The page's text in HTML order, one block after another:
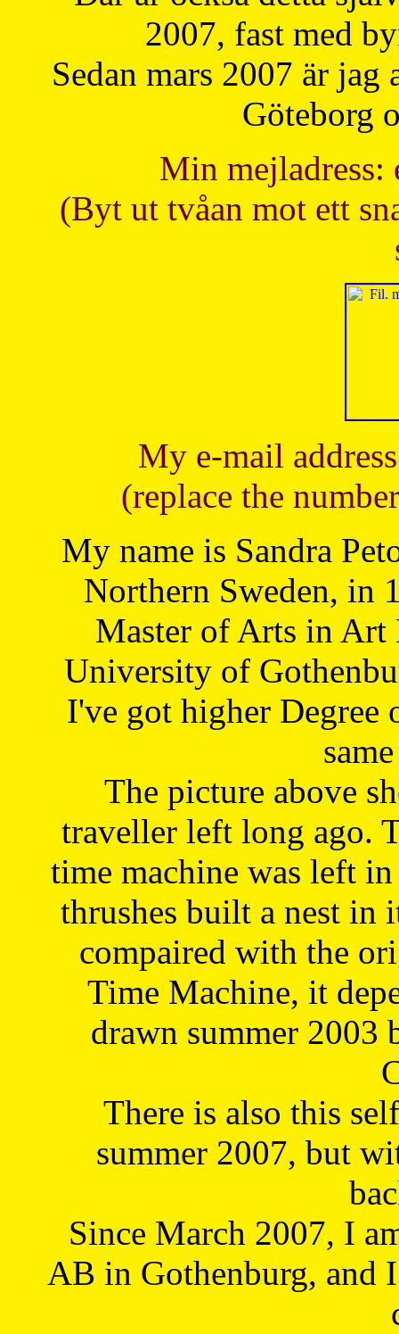
2007, fast med
Sedan mars 2007 är
Göteborg
Min mejladress:
(Byt ut tvåan mot ett
My e-mail
(replace the
My name is Sandra
Northern Sweden, in
Master of Arts in Art
University of
I've got higher Degree
The picture above
traveller left long ago.
time machine was left
thrushes built a nest in
compaired with the
Time Machine, it
drawn summer 2003
There is also this
summer 2007, but
Since March 2007, I
AB in Gothenburg, and